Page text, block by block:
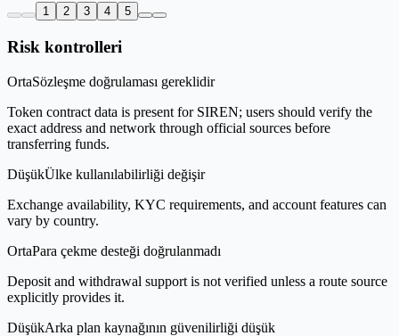
1 2 3 4 5
Risk kontrolleri
OrtaSözleşme doğrulaması gereklidir
Token contract data is present for SIREN; users should verify the
exact address and network through official sources before
transferring funds.
DüşükÜlke kullanılabilirliği değişir
Exchange availability, KYC requirements, and account features can
vary by country.
OrtaPara çekme desteği doğrulanmadı
Deposit and withdrawal support is not verified unless a route source
explicitly provides it.
DüşükArka plan kaynağının güvenilirliği düşük